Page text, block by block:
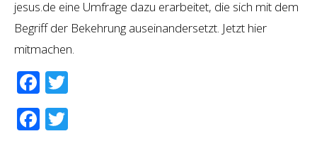
jesus.de eine Umfrage dazu erarbeitet, die sich mit dem
Begriff der Bekehrung auseinandersetzt. Jetzt hier
mitmachen.
Facebook
Facebook